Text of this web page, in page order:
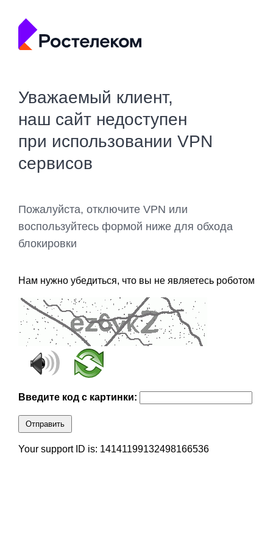
Уважаемый клиент,
наш сайт недоступен
при использовании VPN
сервисов
Пожалуйста, отключите VPN или
воспользуйтесь формой ниже для обхода
блокировки
Нам нужно убедиться, что вы не являетесь роботом
Введите код с картинки:
Отправить
Your support ID is: 14141199132498166536